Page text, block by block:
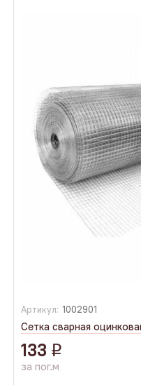
Артикул: 1002901
Сетка сварная
133 q
за пог.м